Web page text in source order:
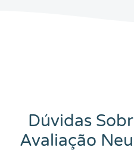
Dúvidas
Avaliação